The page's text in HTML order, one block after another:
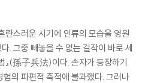
의 계책
다
량과 조조의 용인술
란스러운 시기에 인류의 모습을 영원
. 그중 빼놓을 수 없는 걸작이 바로 세
』(孫子兵法)이다. 손자가 등장하기
의 파편적 축적에 불과했다. 그러나